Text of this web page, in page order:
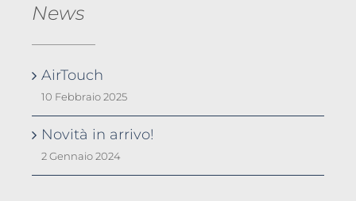
News
AirTouch
10 Febbraio 2025
Novità in arrivo!
2 Gennaio 2024